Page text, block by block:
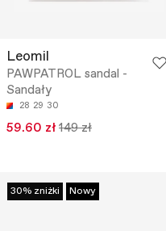
Leomil
PAWPATROL sandal -
Sandały
28 29 30
59.60 zł 149 zł
30% zniżki Nowy